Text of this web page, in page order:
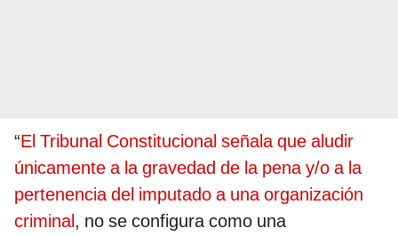
“El Tribunal Constitucional señala que aludir
únicamente a la gravedad de la pena y/o a la
pertenencia del imputado a una organización
criminal, no se configura como una